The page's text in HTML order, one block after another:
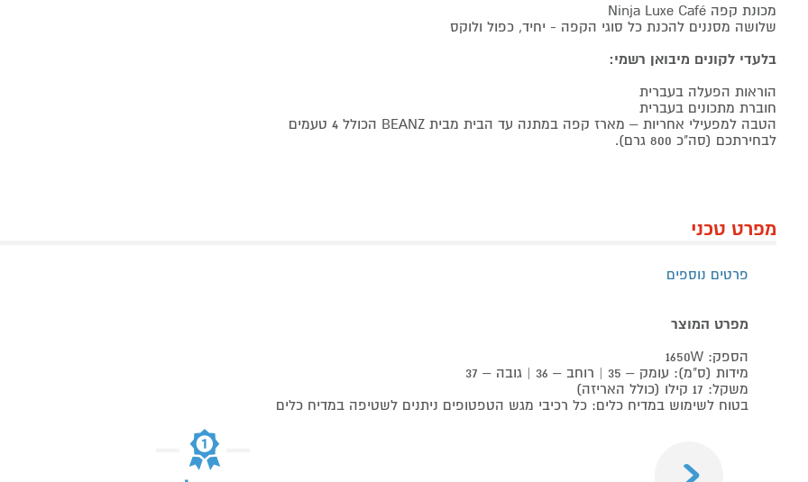
מכונת קפה Ninja Luxe Café
שלושה מסננים להכנת כל סוגי הקפה - יחיד, כפול ולוקס
בלעדי לקונים מיבואן רשמי:
הוראות הפעלה בעברית
חוברת מתכונים בעברית
הטבה למפעילי אחריות – מארז קפה במתנה עד הבית מבית BEANZ הכולל 4 טעמים
לבחירתכם (סה"כ 800 גרם).
מפרט טכני
פרטים נוספים
מפרט המוצר
הספק: 1650W
מידות (ס"מ): עומק – 35 | רוחב – 36 | גובה – 37
משקל: 17 קילו (כולל האריזה)
בטוח לשימוש במדיח כלים: כל רכיבי מגש הטפטופים ניתנים לשטיפה במדיח כלים